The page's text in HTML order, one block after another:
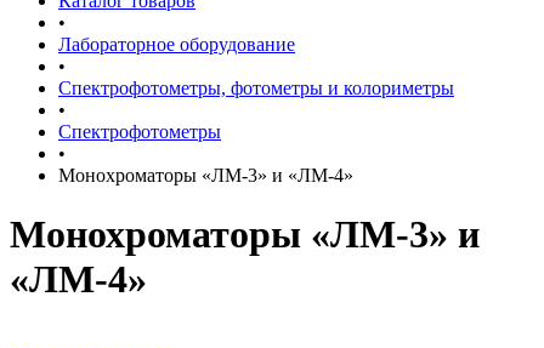
•
Лабораторное оборудование
•
Спектрофотометры, фотометры и колориметры
•
Спектрофотометры
•
Монохроматоры «ЛМ-3» и «ЛМ-4»
Монохроматоры «ЛМ-3» и
«ЛМ-4»